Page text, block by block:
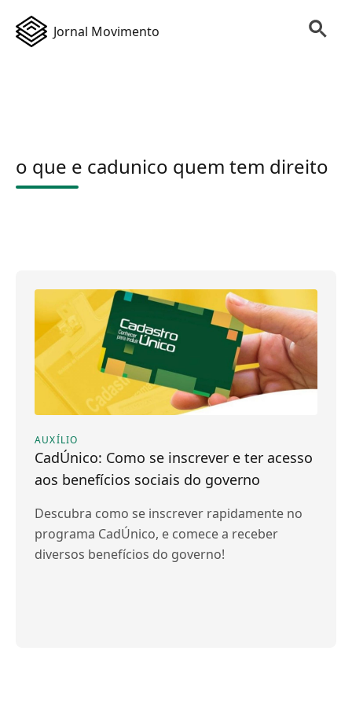
Jornal Movimento
o que e cadunico quem tem direito
AUXÍLIO
CadÚnico: Como se inscrever e ter acesso
aos benefícios sociais do governo
Descubra como se inscrever rapidamente no
programa CadÚnico, e comece a receber
diversos benefícios do governo!